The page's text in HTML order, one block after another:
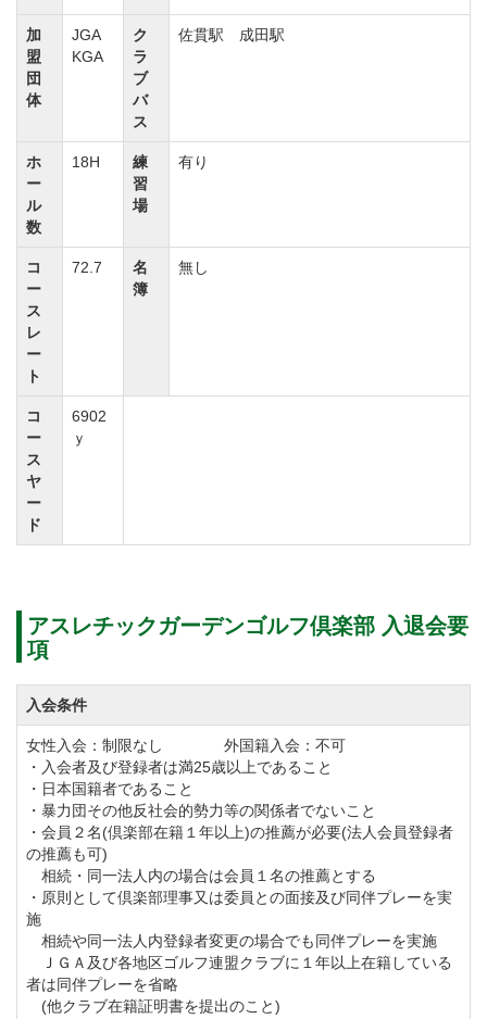
事又は総務委員との同伴プレーを実施する。
③理事会審査の結果、入会をお断りする場合もござい
ます。
尚、入会書類一式は返却しないでご了承ください。
④入会承認通知書が届いたら、入会手続きに関する案
内に従い、入会手続きをしてください。
◇入会必要書類
①入会申込書
②誓約書
③会員推薦保証書
※正会員(在籍1年以上)の実印押印(印鑑証明書不要)
④反社会的勢力でないことの表明・確約に関する誓約
書兼照会同意書
⑤住民票(発行後3ヶ月以内)
⑥印鑑証明書(発行後3ヶ月以内)
⑦カラー証明写真2枚(5㎝×5㎝)
下記のとおり、平日会員の追加募集を実施します。
募集会員：平日会員（一身個人会員）
募集期間：2023年5月1日から（定員に達するまで）
募集金額：入会金450,000円（消費税別）
年会費：24,000円（消費税別）
※本会員権は譲渡できません。但し、1回限り相続・贈
与が可能です。（配偶者、子、子の配偶者のみ）名義
書換料150,000円（消費税別）
※火曜日から金曜日にご利用できます。（月曜日、<祝
日及び振替休日を除く>は休場日となります。）
平日会員追加募集終了について
加
盟
団
体
JGA
KGA
ク
ラ
ブ
バ
ス
佐貫駅 成田駅
ホ
ー
ル
数
18H
練
習
場
有り
コ
ー
ス
レ
ー
ト
72.7
名
簿
無し
コ
ー
ス
ヤ
ー
ド
6902
ｙ
アスレチックガーデンゴルフ倶楽部 入退会要
項
入会条件
女性入会：制限なし 外国籍入会：不可
・入会者及び登録者は満25歳以上であること
・日本国籍者であること
・暴力団その他反社会的勢力等の関係者でないこと
・会員２名(倶楽部在籍１年以上)の推薦が必要(法人会員登録者
の推薦も可)
相続・同一法人内の場合は会員１名の推薦とする
・原則として倶楽部理事又は委員との面接及び同伴プレーを実
施
相続や同一法人内登録者変更の場合でも同伴プレーを実施
ＪＧＡ及び各地区ゴルフ連盟クラブに１年以上在籍している
者は同伴プレーを省略
(他クラブ在籍証明書を提出のこと)